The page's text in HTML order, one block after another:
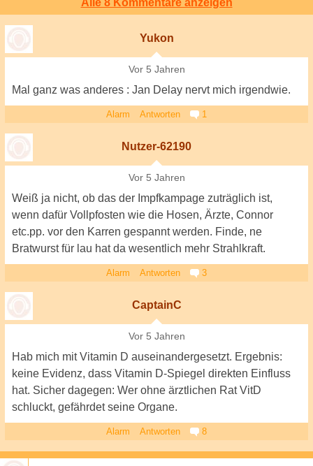
Alle 8 Kommentare anzeigen
Yukon
Vor 5 Jahren
Mal ganz was anderes : Jan Delay nervt mich irgendwie.
Alarm Antworten 1
Nutzer-62190
Vor 5 Jahren
Weiß ja nicht, ob das der Impfkampage zuträglich ist,
wenn dafür Vollpfosten wie die Hosen, Ärzte, Connor
etc.pp. vor den Karren gespannt werden. Finde, ne
Bratwurst für lau hat da wesentlich mehr Strahlkraft.
Alarm Antworten 3
CaptainC
Vor 5 Jahren
Hab mich mit Vitamin D auseinandergesetzt. Ergebnis:
keine Evidenz, dass Vitamin D-Spiegel direkten Einfluss
hat. Sicher dagegen: Wer ohne ärztlichen Rat VitD
schluckt, gefährdet seine Organe.
Alarm Antworten 8